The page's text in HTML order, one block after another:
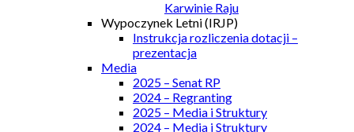
Karwinie Raju
Wypoczynek Letni (IRJP)
Instrukcja rozliczenia dotacji –
prezentacja
Media
2025 – Senat RP
2024 – Regranting
2025 – Media i Struktury
2024 – Media i Struktury